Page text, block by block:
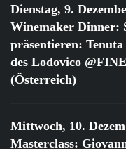
Dienstag, 9.
Winemaker Dinner:
präsentieren:
des Lodovico
(Österreich)
Mittwoch, 10.
Masterclass: